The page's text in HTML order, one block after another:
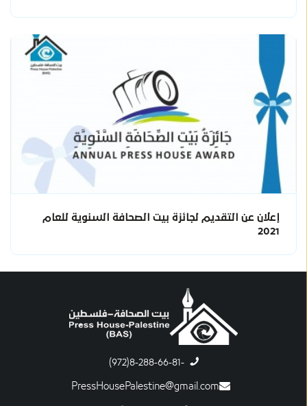
إعلان عن التقديم لجائزة بيت الصحافة السنوية للعام
2021
-8-288-66-81(972)
PressHousePalestine@gmail.com